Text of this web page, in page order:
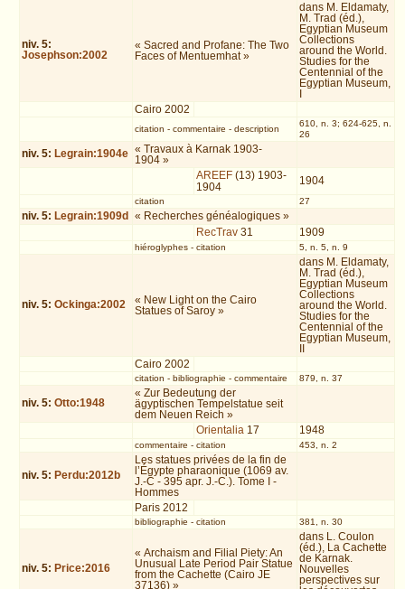
niv. 5:
Josephson:2002
« Sacred and Profane: The Two
Faces of Mentuemhat »
dans M. Eldamaty,
M. Trad (éd.),
Egyptian Museum
Collections
around the World.
Studies for the
Centennial of the
Egyptian Museum,
Cairo 2002
citation - commentaire - description
610, n. 3; 624-625, n.
26
niv. 5: Legrain:1904e « Travaux à Karnak 1903-
1904 »
AREEF (13) 1903-
1904
1904
citation 27
niv. 5: Legrain:1909d
« Recherches généalogiques »
RecTrav 31 1909
hiéroglyphes- citation 5, n. 5, n. 9
niv. 5:Ockinga:2002
« New Light on the Cairo
Statues of Saroy »
dans M. Eldamaty,
M. Trad (éd.),
Egyptian Museum
Collections
around the World.
Studies for the
Centennial of the
Egyptian Museum,
Cairo 2002
citation - bibliographie - commentaire 879, n. 37
niv. 5:Otto:1948
« Zur Bedeutung der
ägyptischen Tempelstatue seit
dem Neuen Reich »
Orientalia 17 1948
commentaire - citation 453, n. 2
niv. 5: Perdu:2012b
Les statues privées de la fin de
l’Égypte pharaonique (1069 av.
J.-C - 395 apr. J.-C.). Tome I -
Hommes
Paris 2012
bibliographie - citation 381, n. 30
niv. 5: Price:2016
« Archaism and Filial Piety: An
Unusual Late Period Pair Statue
from the Cachette (Cairo JE
37136) »
dans L. Coulon
(éd.), La Cachette
de Karnak.
Nouvelles
perspectives sur